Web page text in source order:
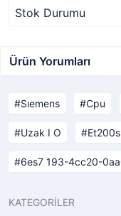
Stok Durumu
Ürün Yorumları
Sıemens Cpu
Uzak I O Et200s
6es7 193-4cc20-
KATEGORİLER